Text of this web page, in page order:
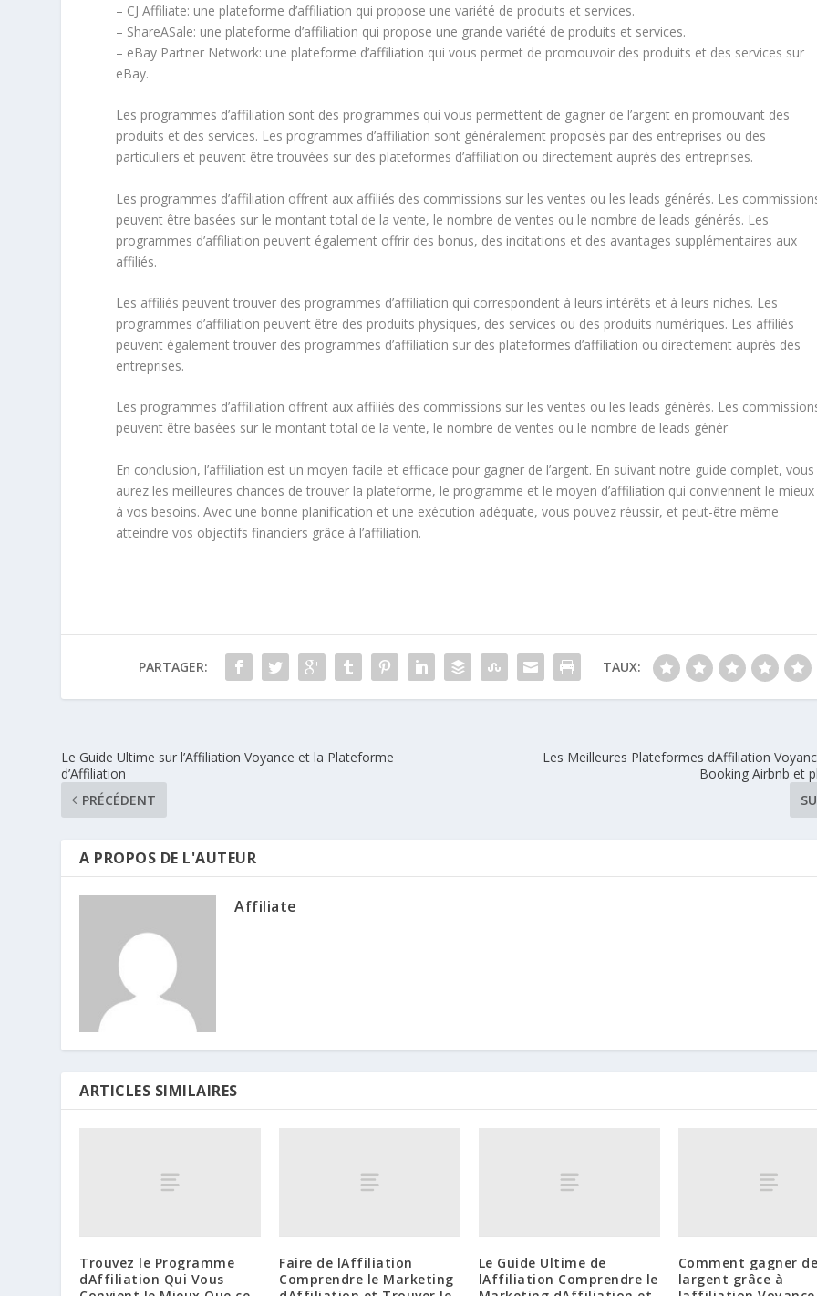
– CJ Affiliate: une plateforme d’affiliation qui propose une variété de produits et services.
– ShareASale: une plateforme d’affiliation qui propose une grande variété de produits et services.
– eBay Partner Network: une plateforme d’affiliation qui vous permet de promouvoir des produits et des services sur
eBay.
Les programmes d’affiliation sont des programmes qui vous permettent de gagner de l’argent en promouvant des
produits et des services. Les programmes d’affiliation sont généralement proposés par des entreprises ou des
particuliers et peuvent être trouvées sur des plateformes d’affiliation ou directement auprès des entreprises.
Les programmes d’affiliation offrent aux affiliés des commissions sur les ventes ou les leads générés. Les
peuvent être basées sur le montant total de la vente, le nombre de ventes ou le nombre de leads générés. Les
programmes d’affiliation peuvent également offrir des bonus, des incitations et des avantages supplémentaires aux
affiliés.
Les affiliés peuvent trouver des programmes d’affiliation qui correspondent à leurs intérêts et à leurs niches. Les
programmes d’affiliation peuvent être des produits physiques, des services ou des produits numériques. Les affiliés
peuvent également trouver des programmes d’affiliation sur des plateformes d’affiliation ou directement auprès des
entreprises.
Les programmes d’affiliation offrent aux affiliés des commissions sur les ventes ou les leads générés. Les
peuvent être basées sur le montant total de la vente, le nombre de ventes ou le nombre de leads génér
En conclusion, l’affiliation est un moyen facile et efficace pour gagner de l’argent. En suivant notre guide complet, vous
aurez les meilleures chances de trouver la plateforme, le programme et le moyen d’affiliation qui conviennent le mieux
à vos besoins. Avec une bonne planification et une exécution adéquate, vous pouvez réussir, et peut-être même
atteindre vos objectifs financiers grâce à l’affiliation.
PARTAGER: TAUX:
Le Guide Ultime sur l’Affiliation Voyance et la Plateforme
d’Affiliation
PRÉCÉDENT
Les Meilleures Plateformes dAffiliation
Booking Airbnb et
A PROPOS DE L'AUTEUR
Affiliate
ARTICLES SIMILAIRES
Trouvez le Programme
dAffiliation Qui Vous
Faire de lAffiliation
Comprendre le Marketing
Le Guide Ultime de
lAffiliation Comprendre le
Comment gagner
largent grâce à